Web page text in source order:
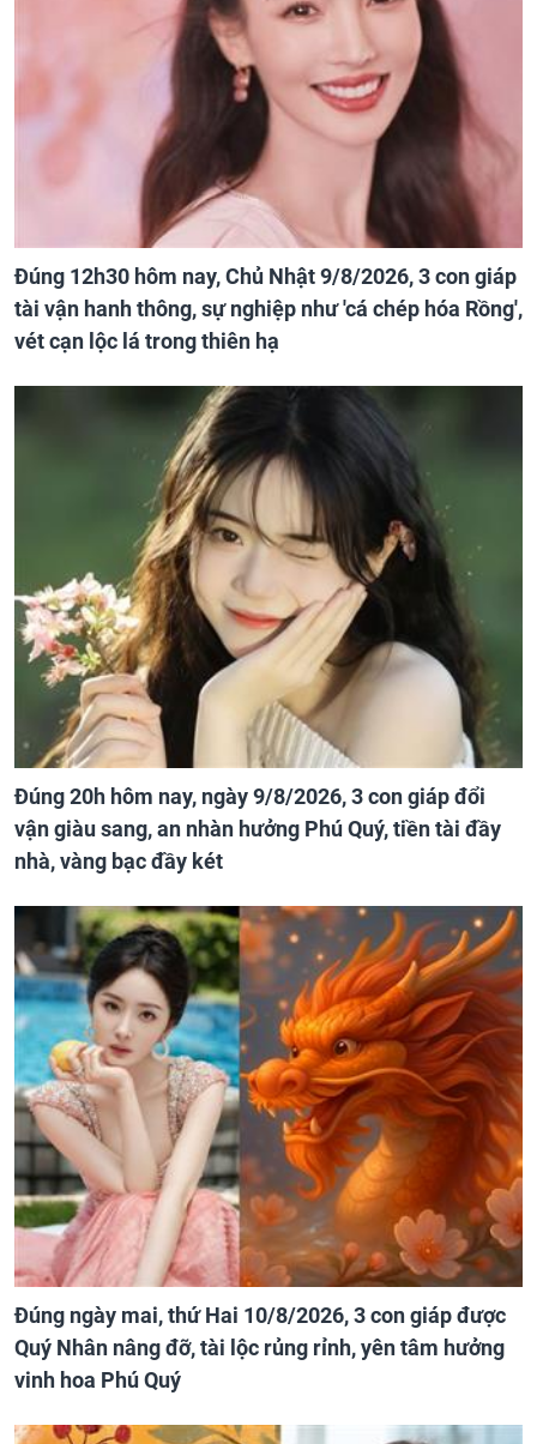
Đúng 12h30 hôm nay, Chủ Nhật 9/8/2026, 3 con giáp
tài vận hanh thông, sự nghiệp như 'cá chép hóa Rồng',
vét cạn lộc lá trong thiên hạ
Đúng 20h hôm nay, ngày 9/8/2026, 3 con giáp đổi
vận giàu sang, an nhàn hưởng Phú Quý, tiền tài đầy
nhà, vàng bạc đầy két
Đúng ngày mai, thứ Hai 10/8/2026, 3 con giáp được
Quý Nhân nâng đỡ, tài lộc rủng rỉnh, yên tâm hưởng
vinh hoa Phú Quý